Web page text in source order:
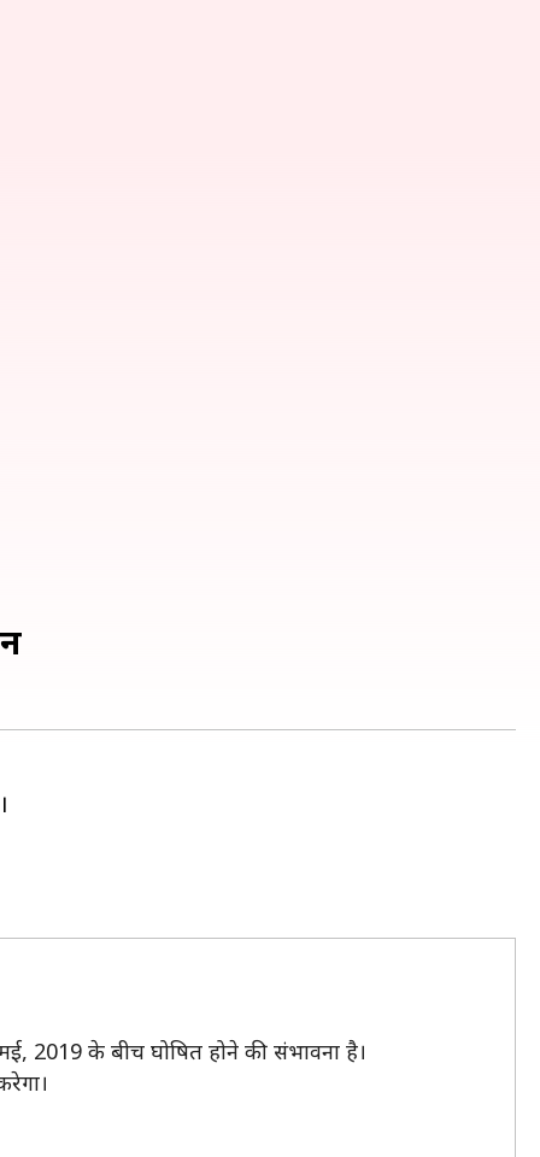
2019 के बीच घोषित होने की संभावना है।